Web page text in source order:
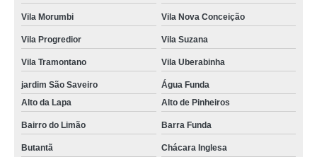
Vila Morumbi Vila Nova Conceição
Vila Progredior Vila Suzana
Vila Tramontano Vila Uberabinha
jardim São Saveiro
Água Funda
Alto da Lapa
Alto de Pinheiros
Bairro do Limão Barra Funda
Butantã Chácara Inglesa